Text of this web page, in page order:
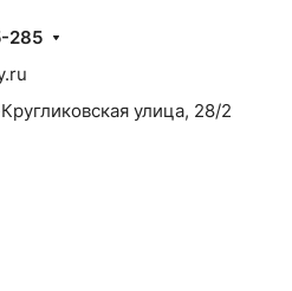
285
улица, 28/2